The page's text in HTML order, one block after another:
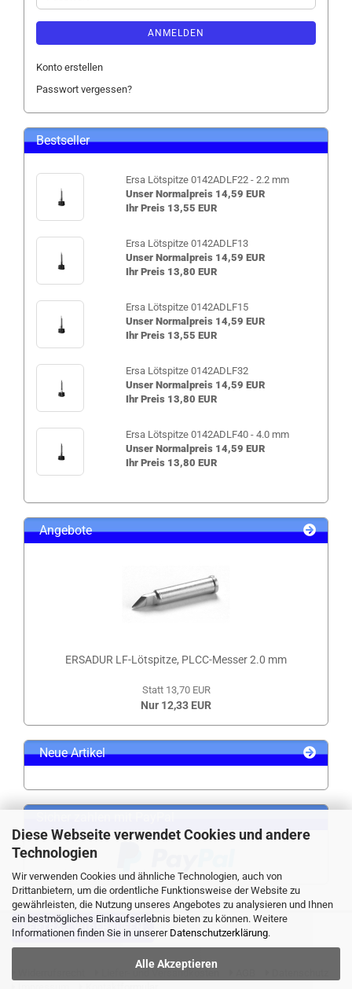
Diese Webseite verwendet Cookies und andere
Technologien
Wir verwenden Cookies und ähnliche Technologien, auch von
Drittanbietern, um die ordentliche Funktionsweise der Website zu
gewährleisten, die Nutzung unseres Angebotes zu analysieren und Ihnen
ein bestmögliches Einkaufserlebnis bieten zu können. Weitere
Informationen finden Sie in unserer Datenschutzerklärung.
Alle Akzeptieren
ANMELDEN
Konto erstellen
Passwort vergessen?
Bestseller
Ersa Lötspitze 0142ADLF22 - 2.2 mm
Unser Normalpreis 14,59 EUR
Ihr Preis 13,55 EUR
Ersa Lötspitze 0142ADLF13
Unser Normalpreis 14,59 EUR
Ihr Preis 13,80 EUR
Ersa Lötspitze 0142ADLF15
Unser Normalpreis 14,59 EUR
Ihr Preis 13,55 EUR
Ersa Lötspitze 0142ADLF32
Unser Normalpreis 14,59 EUR
Ihr Preis 13,80 EUR
Ersa Lötspitze 0142ADLF40 - 4.0 mm
Unser Normalpreis 14,59 EUR
Ihr Preis 13,80 EUR
Angebote
ERSADUR LF-Lötspitze, PLCC-Messer 2.0 mm
Statt 13,70 EUR
Nur 12,33 EUR
Neue Artikel
VERTRAG WIDERRUFEN
Liefer- und Versandkosten